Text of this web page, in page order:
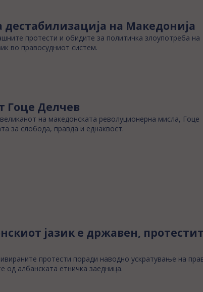
на Македонија
протести и обидите за политичка злоупотреба на
во правосудниот систем.
Гоце Делчев
на македонската револуционерна мисла, Гоце
за слобода, правда и еднаквост.
јазик е државен,
протести поради наводно ускратување на
од албанската етничка заедница.